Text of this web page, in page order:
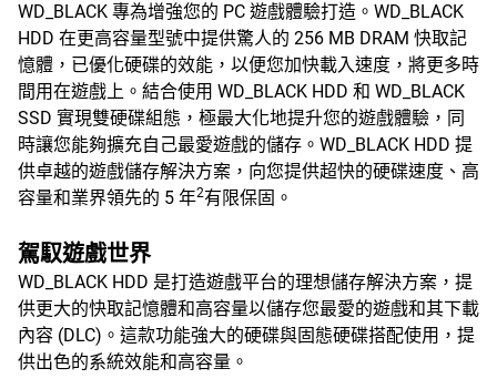
WD_BLACK 專為增強您的 PC 遊戲體驗打造。WD_BLACK
HDD 在更高容量型號中提供驚人的 256 MB DRAM 快取記
憶體，已優化硬碟的效能，以便您加快載入速度，將更多時
間用在遊戲上。結合使用 WD_BLACK HDD 和 WD_BLACK
SSD 實現雙硬碟組態，極最大化地提升您的遊戲體驗，同
時讓您能夠擴充自己最愛遊戲的儲存。WD_BLACK HDD 提
供卓越的遊戲儲存解決方案，向您提供超快的硬碟速度、高
容量和業界領先的 5 年2有限保固。
駕馭遊戲世界
WD_BLACK HDD 是打造遊戲平台的理想儲存解決方案，提
供更大的快取記憶體和高容量以儲存您最愛的遊戲和其下載
內容 (DLC)。這款功能強大的硬碟與固態硬碟搭配使用，提
供出色的系統效能和高容量。